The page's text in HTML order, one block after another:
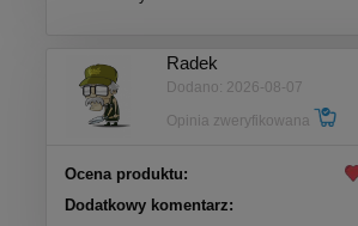
Radek
Dodano: 2026-08-07
Opinia zweryfikowana
Ocena produktu:
Dodatkowy komentarz: